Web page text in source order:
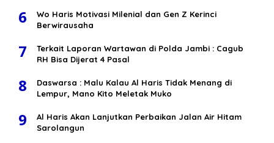
6
Wo Haris Motivasi Milenial dan Gen Z Kerinci
Berwirausaha
7
Terkait Laporan Wartawan di Polda Jambi : Cagub
RH Bisa Dijerat 4 Pasal
8
Daswarsa : Malu Kalau Al Haris Tidak Menang di
Lempur, Mano Kito Meletak Muko
9
Al Haris Akan Lanjutkan Perbaikan Jalan Air Hitam
Sarolangun